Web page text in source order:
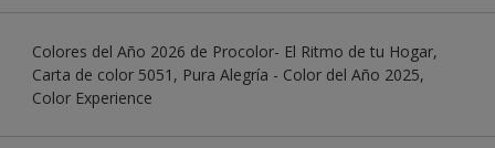
Colores del Año 2026 de Procolor- El Ritmo de tu Hogar,
Carta de color 5051, Pura Alegría - Color del Año 2025,
Color Experience